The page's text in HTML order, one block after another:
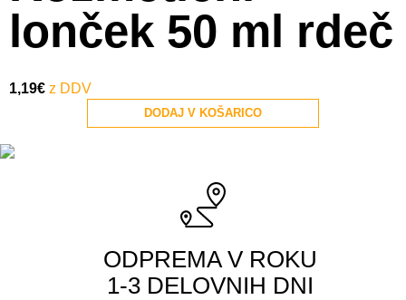
lonček 50 ml rdeč
1,19€
DODAJ V KOŠARICO
ODPREMA V ROKU
1-3 DELOVNIH DNI